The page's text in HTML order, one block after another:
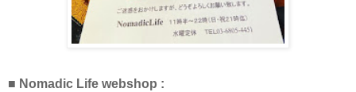
■ Nomadic Life webshop :